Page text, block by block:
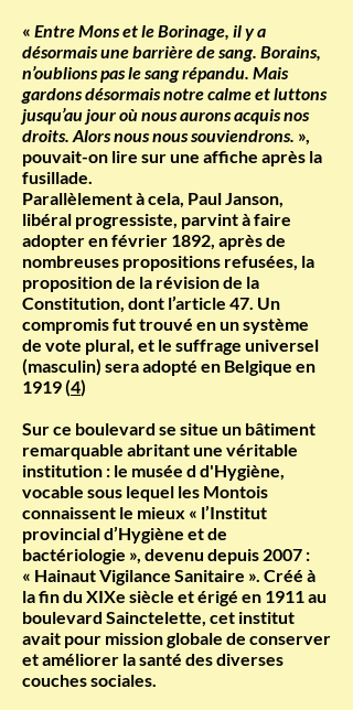
« Entre Mons et le Borinage, il y a
désormais une barrière de sang. Borains,
n’oublions pas le sang répandu. Mais
gardons désormais notre calme et luttons
jusqu’au jour où nous aurons acquis nos
droits. Alors nous nous souviendrons. »,
pouvait-on lire sur une affiche après la
fusillade.
Parallèlement à cela, Paul Janson,
libéral progressiste, parvint à faire
adopter en février 1892, après de
nombreuses propositions refusées, la
proposition de la révision de la
Constitution, dont l’article 47. Un
compromis fut trouvé en un système
de vote plural, et le suffrage universel
(masculin) sera adopté en Belgique en
1919 (4)
Sur ce boulevard se situe un bâtiment
remarquable abritant une véritable
institution : le musée d d'Hygiène,
vocable sous lequel les Montois
connaissent le mieux « l’Institut
provincial d’Hygiène et de
bactériologie », devenu depuis 2007 :
« Hainaut Vigilance Sanitaire ». Créé à
la fin du XIXe siècle et érigé en 1911 au
boulevard Sainctelette, cet institut
avait pour mission globale de conserver
et améliorer la santé des diverses
couches sociales.